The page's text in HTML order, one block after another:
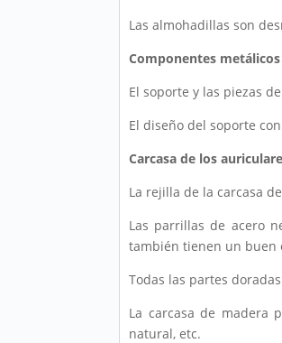
Las almohadillas son
Componentes metálicos
El soporte y las piezas
El diseño del soporte
Carcasa de los
La rejilla de la carcasa
Las parrillas de acero
también tienen un buen
Todas las partes
La carcasa de madera
natural, etc.